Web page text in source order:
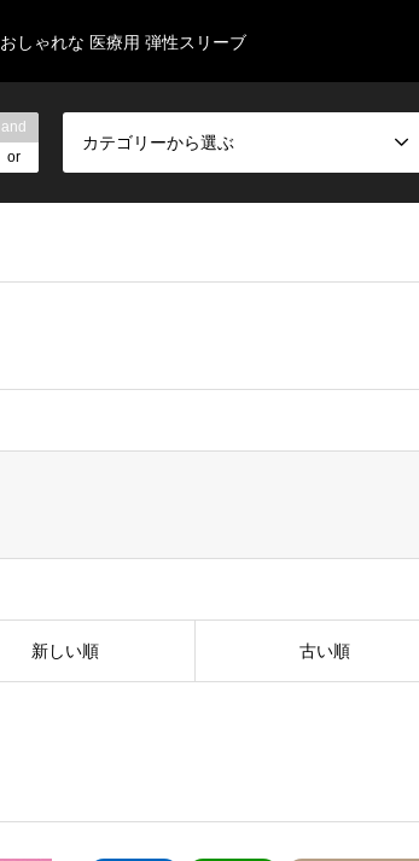
おしゃれな 医療用 弾性スリーブ
and
or
カテゴリーから選ぶ
新しい順 古い順